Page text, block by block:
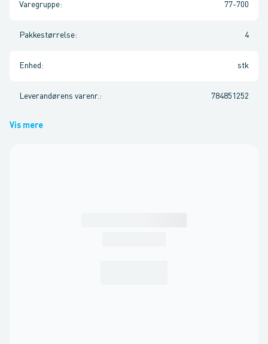
Varegruppe: 77-700
Pakkestørrelse: 4
Enhed : stk
Leverandørens varenr. : 784851252
Vis mere